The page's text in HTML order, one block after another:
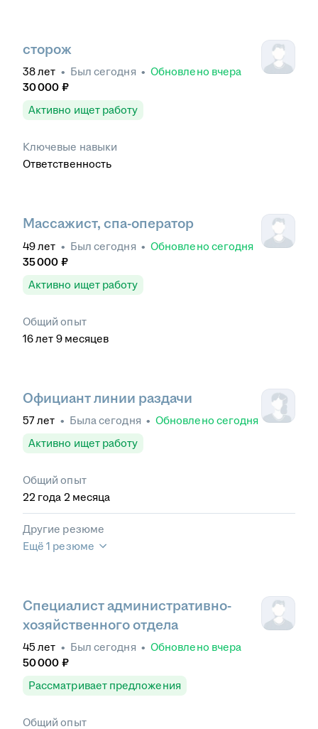
сторож
38лет • Был сегодня • Обновлено вчера
30 000 ₽
Активно ищет работу
Ключевые навыки
Ответственность
Массажист, спа-оператор
49лет • Был сегодня • Обновлено сегодня
35 000 ₽
Активно ищет работу
Общий опыт
16лет 9 месяцев
Официант линии раздачи
57лет • Быласегодня • Обновлено сегодня
Активно ищет работу
Общий опыт
22 года 2 месяца
Другие резюме
Ещё 1 резюме
Специалист административно-
хозяйственного отдела
45 лет • Был сегодня • Обновлено вчера
50 000 ₽
Рассматривает предложения
Общий опыт